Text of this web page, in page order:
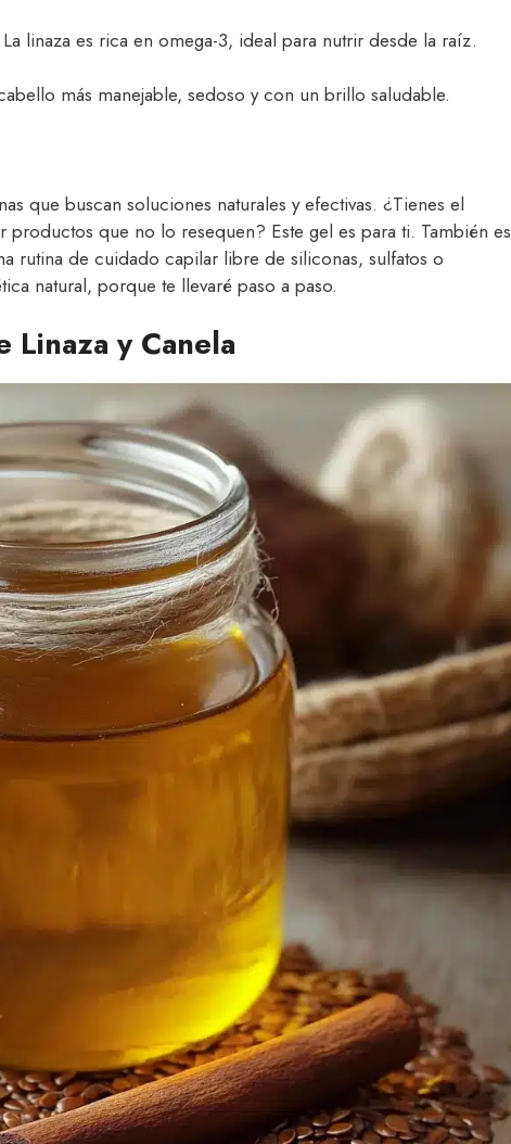
La linaza es rica en omega-3, ideal para nutrir desde la raíz.
más manejable, sedoso y con un brillo saludable.
que buscan soluciones naturales y efectivas. ¿Tienes el
que no lo resequen? Este gel es para ti. También es
rutina de cuidado capilar libre de siliconas, sulfatos o
natural, porque te llevaré paso a paso.
y Canela